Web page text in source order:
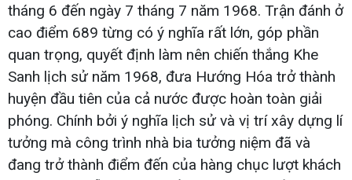
tháng 6 đến ngày 7 tháng 7 năm 1968. Trận đánh ở
cao điểm 689 từng có ý nghĩa rất lớn, góp phần
quan trọng, quyết định làm nên chiến thắng Khe
Sanh lịch sử năm 1968, đưa Hướng Hóa trở thành
huyện đầu tiên của cả nước được hoàn toàn giải
phóng. Chính bởi ý nghĩa lịch sử và vị trí xây dựng lí
tưởng mà công trình nhà bia tưởng niệm đã và
đang trở thành điểm đến của hàng chục lượt khách